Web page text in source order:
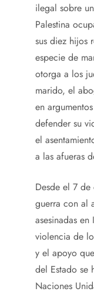
ilegal sobre
Palestina
sus diez hijos
especie de
otorga a los
marido, el
en
defender su
el
a las afueras
Desde el 7
guerra con al
asesinadas
violencia de
y el apoyo
del Estado se
Naciones